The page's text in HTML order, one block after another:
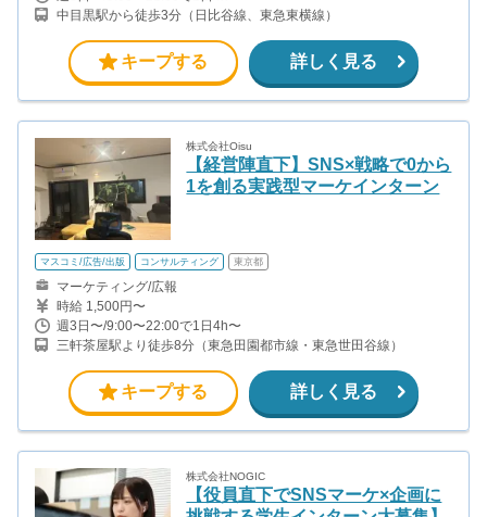
中目黒駅から徒歩3分（日比谷線、東急東横線）
キープする 詳しく見る
株式会社Oisu
【経営陣直下】SNS×戦略で0から
1を創る実践型マーケインターン
マスコミ/広告/出版 コンサルティング 東京都
マーケティング/広報
時給 1,500円〜
週3日〜/9:00〜22:00で1日4h〜
三軒茶屋駅より徒歩8分（東急田園都市線・東急世田谷線）
キープする 詳しく見る
株式会社NOGIC
【役員直下でSNSマーケ×企画に